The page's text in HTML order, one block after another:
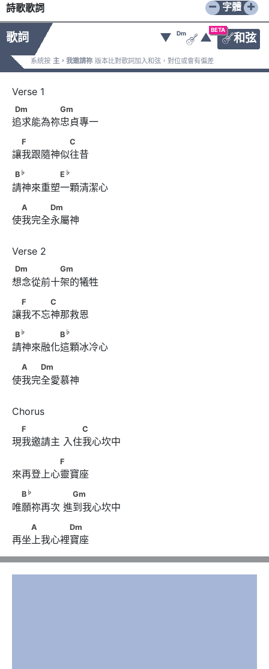
詩歌歌詞 − +
字體
歌詞
BETA
和弦
▼ Dm
 ▲
系統按 主，我邀請祢 版本比對歌詞加入和弦，對位或會有偏差
Dm　　　　　Gm
Dm Gm
追求能為祢忠貞專一
F　　　　　C
F C
讓我跟隨神似往昔
B♭ E
B ♭ E ♭
請神來重塑一顆清潔心
A　　　Dm
A Dm
使我完全永屬神
Dm　　　　　Gm
Dm Gm
想念從前十架的犧牲
F　　　C
F C
讓我不忘神那救恩
B♭ B
B ♭ B ♭
請神來融化這顆冰冷心
A　　Dm
A Dm
使我完全愛慕神
F　　　　      　　C
F C
現我邀請主 入住我心坎中
F
F
來再登上心靈寶座
B ♭ Gm
B ♭ Gm
唯願祢再次 進到我心坎中
A　　　　Dm
A Dm
再坐上我心裡寶座